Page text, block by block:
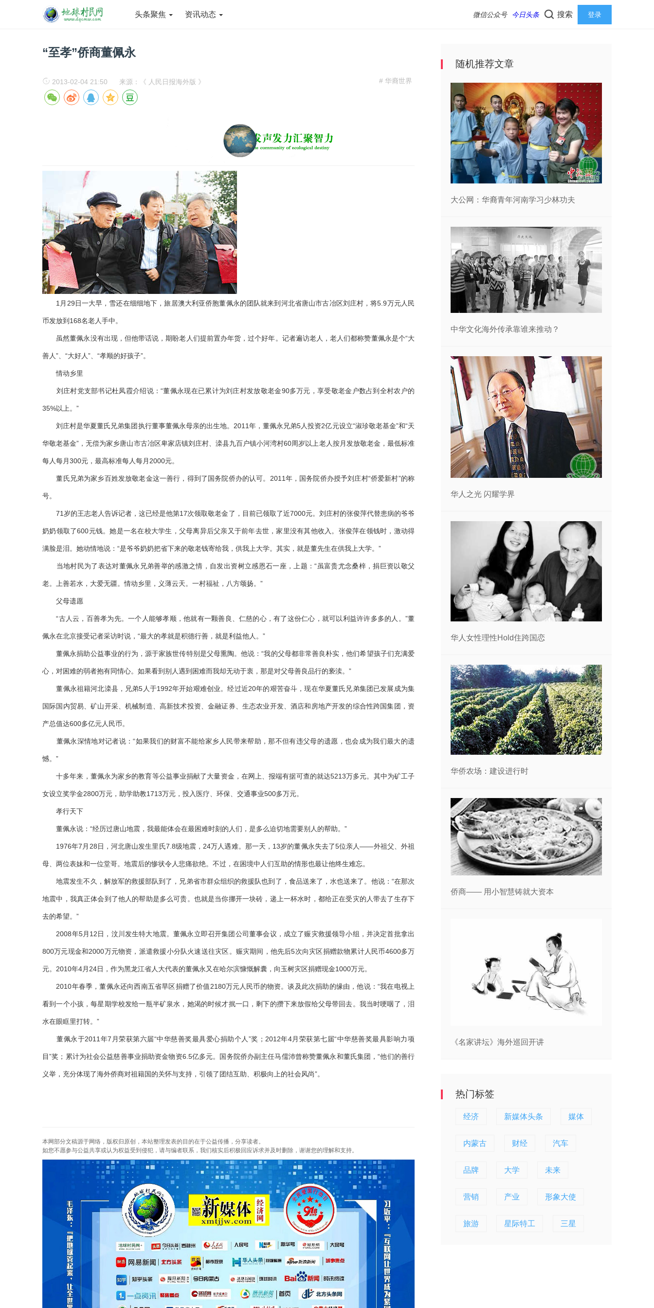
头条聚焦 资讯动态 微信公众号 今日头条 搜索 登录
“至孝”侨商董佩永
# 华裔世界
2013-02-04 21:50 来源：《 人民日报海外版 》
1月29日一大早，雪还在细细地下，旅居澳大利亚侨胞董佩永的团队就来到河北省唐山市古冶区刘庄村，将5.9万元人民
币发放到168名老人手中。
虽然董佩永没有出现，但他带话说，期盼老人们提前置办年货，过个好年。记者遍访老人，老人们都称赞董佩永是个“大
善人”、“大好人”、“孝顺的好孩子”。
情动乡里
刘庄村党支部书记杜凤霞介绍说：“董佩永现在已累计为刘庄村发放敬老金90多万元，享受敬老金户数占到全村农户的
35%以上。”
刘庄村是华夏董氏兄弟集团执行董事董佩永母亲的出生地。2011年，董佩永兄弟5人投资2亿元设立“淑珍敬老基金”和“天
华敬老基金”，无偿为家乡唐山市古冶区卑家店镇刘庄村、滦县九百户镇小河湾村60周岁以上老人按月发放敬老金，最低标准
每人每月300元，最高标准每人每月2000元。
董氏兄弟为家乡百姓发放敬老金这一善行，得到了国务院侨办的认可。2011年，国务院侨办授予刘庄村“侨爱新村”的称
号。
71岁的王志老人告诉记者，这已经是他第17次领取敬老金了，目前已领取了近7000元。刘庄村的张俊萍代替患病的爷爷
奶奶领取了600元钱。她是一名在校大学生，父母离异后父亲又于前年去世，家里没有其他收入。张俊萍在领钱时，激动得
满脸是泪。她动情地说：“是爷爷奶奶把省下来的敬老钱寄给我，供我上大学。其实，就是董先生在供我上大学。”
当地村民为了表达对董佩永兄弟善举的感激之情，自发出资树立感恩石一座，上题：“虽富贵尤念桑梓，捐巨资以敬父
老。上善若水，大爱无疆。情动乡里，义薄云天。一村福祉，八方颂扬。”
父母遗愿
“古人云，百善孝为先。一个人能够孝顺，他就有一颗善良、仁慈的心，有了这份仁心，就可以利益许许多多的人。”董
佩永在北京接受记者采访时说，“最大的孝就是积德行善，就是利益他人。”
董佩永捐助公益事业的行为，源于家族世传特别是父母熏陶。他说：“我的父母都非常善良朴实，他们希望孩子们充满爱
心，对困难的弱者抱有同情心。如果看到别人遇到困难而我却无动于衷，那是对父母善良品行的亵渎。”
董佩永祖籍河北滦县，兄弟5人于1992年开始艰难创业。经过近20年的艰苦奋斗，现在华夏董氏兄弟集团已发展成为集
国际国内贸易、矿山开采、机械制造、高新技术投资、金融证券、生态农业开发、酒店和房地产开发的综合性跨国集团，资
产总值达600多亿元人民币。
董佩永深情地对记者说：“如果我们的财富不能给家乡人民带来帮助，那不但有违父母的遗愿，也会成为我们最大的遗
憾。”
十多年来，董佩永为家乡的教育等公益事业捐献了大量资金，在网上、报端有据可查的就达5213万多元。其中为矿工子
女设立奖学金2800万元，助学助教1713万元，投入医疗、环保、交通事业500多万元。
孝行天下
董佩永说：“经历过唐山地震，我最能体会在最困难时刻的人们，是多么迫切地需要别人的帮助。”
1976年7月28日，河北唐山发生里氏7.8级地震，24万人遇难。那一天，13岁的董佩永失去了5位亲人——外祖父、外祖
母、两位表妹和一位堂哥。地震后的惨状令人悲痛欲绝。不过，在困境中人们互助的情形也最让他终生难忘。
地震发生不久，解放军的救援部队到了，兄弟省市群众组织的救援队也到了，食品送来了，水也送来了。他说：“在那次
地震中，我真正体会到了他人的帮助是多么可贵。也就是当你挪开一块砖，递上一杯水时，都给正在受灾的人带去了生存下
去的希望。”
2008年5月12日，汶川发生特大地震。董佩永立即召开集团公司董事会议，成立了赈灾救援领导小组，并决定首批拿出
800万元现金和2000万元物资，派遣救援小分队火速送往灾区。赈灾期间，他先后5次向灾区捐赠款物累计人民币4600多万
元。2010年4月24日，作为黑龙江省人大代表的董佩永又在哈尔滨慷慨解囊，向玉树灾区捐赠现金1000万元。
2010年春季，董佩永还向西南五省旱区捐赠了价值2180万元人民币的物资。谈及此次捐助的缘由，他说：“我在电视上
看到一个小孩，每星期学校发给一瓶半矿泉水，她渴的时候才抿一口，剩下的攒下来放假给父母带回去。我当时哽咽了，泪
水在眼眶里打转。”
董佩永于2011年7月荣获第六届“中华慈善奖最具爱心捐助个人”奖；2012年4月荣获第七届“中华慈善奖最具影响力项
目”奖；累计为社会公益慈善事业捐助资金物资6.5亿多元。国务院侨办副主任马儒沛曾称赞董佩永和董氏集团，“他们的善行
义举，充分体现了海外侨商对祖籍国的关怀与支持，引领了团结互助、积极向上的社会风尚”。
本网部分文稿源于网络，版权归原创，本站整理发表的目的在于公益传播，分享读者。
如您不愿参与公益共享或认为权益受到侵犯，请与编者联系，我们核实后积极回应诉求并及时删除，谢谢您的理解和支持。
随机推荐文章
大公网：华裔青年河南学习少林功夫
中华文化海外传承靠谁来推动？
华人之光 闪耀学界
华人女性理性Hold住跨国恋
华侨农场：建设进行时
侨商—— 用小智慧铸就大资本
《名家讲坛》海外巡回开讲
热门标签
经济 新媒体头条 媒体
内蒙古 财经 汽车
品牌 大学 未来
营销 产业 形象大使
旅游 星际特工 三星